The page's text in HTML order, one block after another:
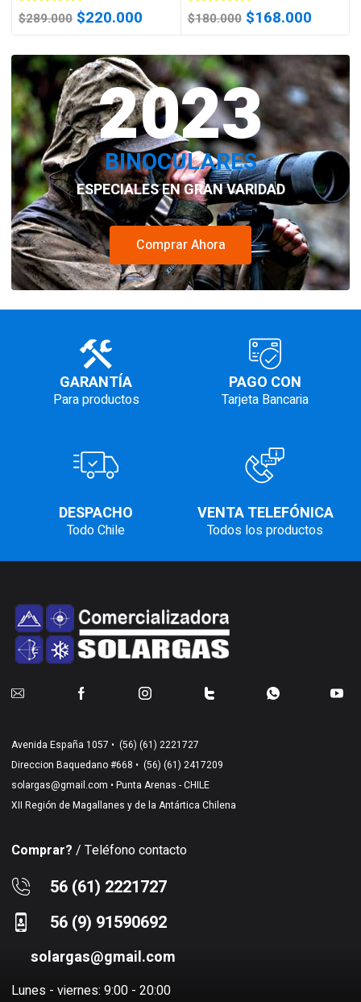
$289.000 El
original
era:
$289.000.
$220.000
actual
es:
$220.000.
$180.000 El
original
era:
$180.000.
$168.000El
actual
es:
2023
BINOCULARES
ESPECIALES EN GRAN VARIDAD
Comprar Ahora
GARANTÍA
Para productos
PAGO CON
Tarjeta Bancaria
DESPACHO
Todo Chile
VENTA TELEFÓNICA
Todos los productos
Avenida España 1057 • (56) (61) 2221727
Direccion Baquedano #668 • (56) (61) 2417209
solargas@gmail.com • Punta Arenas - CHILE
XII Región de Magallanes y de la Antártica Chilena
Comprar? / Teléfono contacto
56 (61) 2221727
56 (9) 91590692
solargas@gmail.com
Lunes - viernes: 9:00 - 20:00